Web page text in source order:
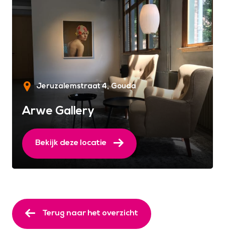
Jeruzalemstraat 4 Gouda
Arwe Gallery
Bekijk deze locatie
Terug naar het overzicht